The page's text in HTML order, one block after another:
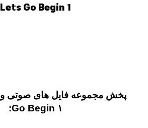
Lets Go Begin 1
Go Begin ۱: